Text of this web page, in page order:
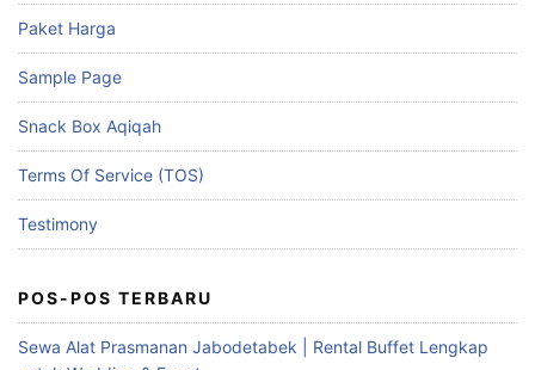
Paket Harga
Sample Page
Snack Box Aqiqah
Terms Of Service (TOS)
Testimony
POS-POS TERBARU
Sewa Alat Prasmanan Jabodetabek | Rental Buffet Lengkap